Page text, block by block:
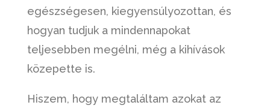
egészségesen, kiegyensúlyozottan, és
hogyan tudjuk a mindennapokat
teljesebben megélni, még a kihívások
közepette is.
Hiszem, hogy megtaláltam azokat az